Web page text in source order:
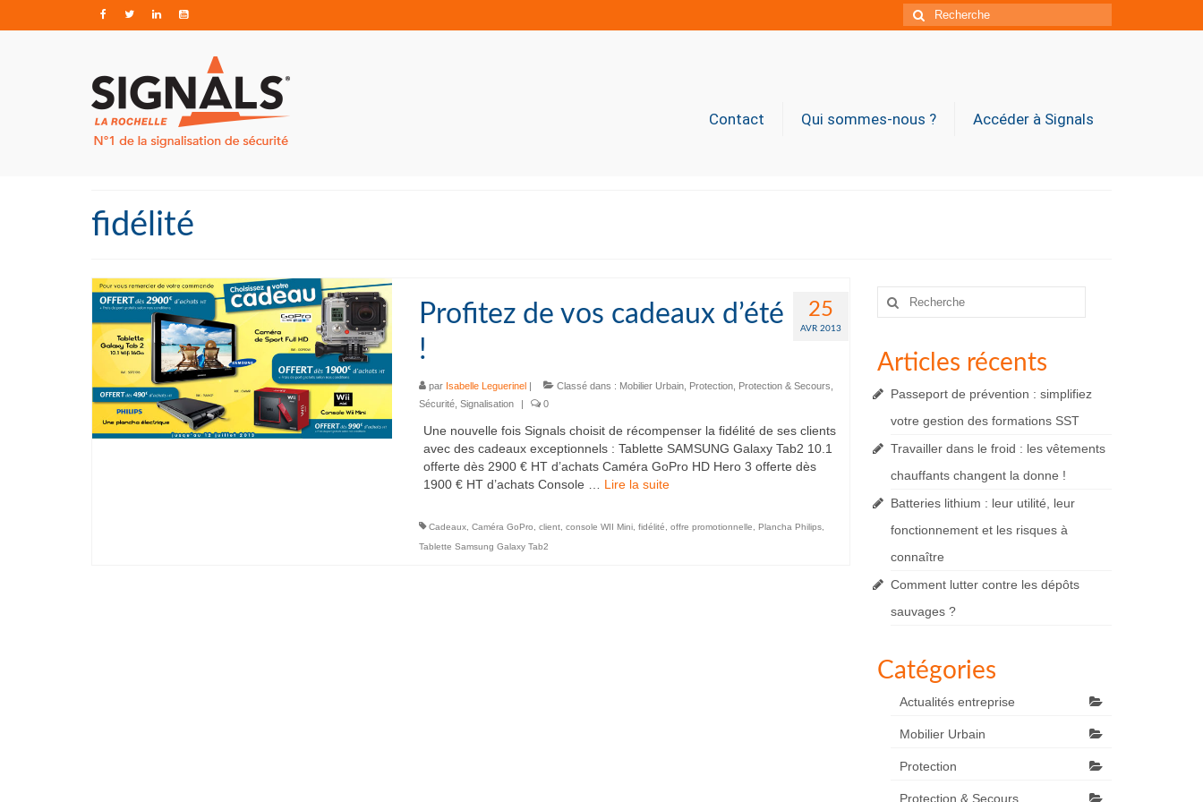
Rechercher
:
Contact Qui sommes-nous ? Accéder à Signals
fidélité
25
AVR 2013
Profitez de vos cadeaux d’été
!
par Isabelle Leguerinel| Classé dans : Mobilier Urbain, Protection, Protection & Secours
Sécurité, Signalisation | 0
Une nouvelle fois Signals choisit de récompenser la fidélité de ses clients
avec des cadeaux exceptionnels : Tablette SAMSUNG Galaxy Tab2 10.1
offerte dès 2900 € HT d’achats Caméra GoPro HD Hero 3 offerte dès
1900 € HT d’achats Console … Lire la suite­­
Cadeaux, Caméra GoPro client, console WII Mini, fidélité offre promotionnelle Plancha Philips,
Tablette Samsung Galaxy Tab2
Rechercher
Articles récents
Passeport de prévention : simplifiez
votre gestion des formations SST
Travailler dans le froid : les vêtements
chauffants changent la donne !
Batteries lithium : leur utilité, leur
fonctionnement et les risques à
connaître
Comment lutter contre les dépôts
sauvages ?
Catégories
Actualités entreprise
Mobilier Urbain
Protection
Protection & Secours